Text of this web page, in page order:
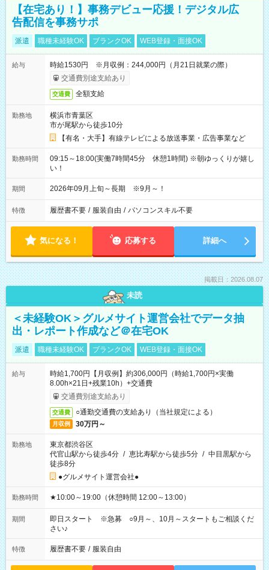
【在宅あり！】事務デビュー応援！デジタル広
告配信を事務サポ
派遣 職種未経験OK ブランクOK WEB登録・面接OK
給与
時給1530円 ※月収例：244,000円（月21日就業の際）
交通費別途支給あり
交通費 全額支給
勤務地
横浜市青葉区
市が尾駅から徒歩10分
【有名・大手】有線テレビによる放送事業・広告事業など
勤務時間
09:15～18:00(実働7時間45分 休憩1時間) ※朝ゆっくりが嬉し
い！
期間 2026年09月上旬～長期 ※9月～！
特徴 履歴書不要 / 服装自由 / パソコンスキル不要
気になる！ 応募する 詳細へ
掲載日：2026.08.07
未読
＜未経験OK＞グルメサイト運営会社でデータ抽
出・レポート作成など＠在宅OK
派遣 職種未経験OK ブランクOK WEB登録・面接OK
給与
時給1,700円【月収例】約306,000円（時給1,700円×実働
8.00h×21日+残業10h）+交通費
交通費別途支給あり
交通費 ○通勤交通費の支給あり（当社規定による）
月収例 30万円～
勤務地
東京都渋谷区
代官山駅から徒歩4分 / 恵比寿駅から徒歩5分 / 中目黒駅から
徒歩8分
●グルメサイト運営会社●
勤務時間 ★10:00～19:00（休憩時間 12:00～13:00）
期間
即日スタート ※急募 ○9月～、10月～スタートもご相談くだ
さい♪
特徴 履歴書不要 / 服装自由